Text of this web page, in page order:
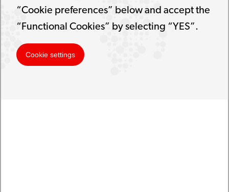
“Cookie preferences” below and accept the
“Functional Cookies” by selecting “YES”.
Cookie settings